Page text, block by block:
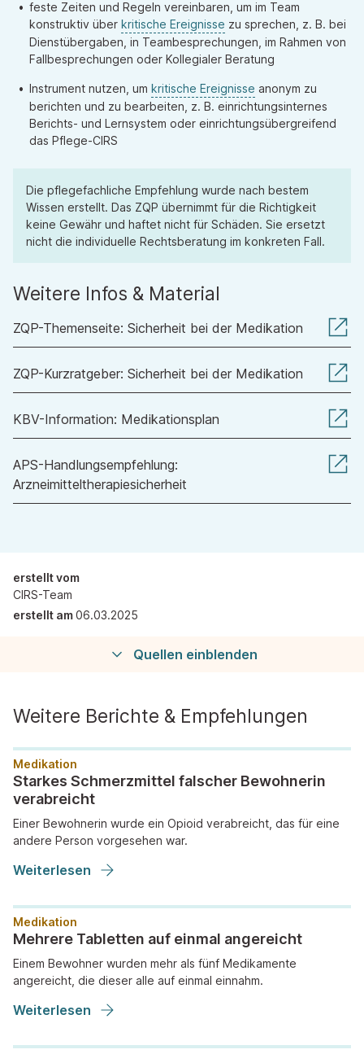
feste Zeiten und Regeln vereinbaren, um im Team
konstruktiv über kritische Ereignisse zu sprechen, z. B. bei
Dienstübergaben, in Teambesprechungen, im Rahmen von
Fallbesprechungen oder Kollegialer Beratung
Instrument nutzen, um kritische Ereignisse anonym zu
berichten und zu bearbeiten, z. B. einrichtungsinternes
Berichts- und Lernsystem oder einrichtungsübergreifend
das Pflege-CIRS
Die pflegefachliche Empfehlung wurde nach bestem
Wissen erstellt. Das ZQP übernimmt für die Richtigkeit
keine Gewähr und haftet nicht für Schäden. Sie ersetzt
nicht die individuelle Rechtsberatung im konkreten Fall.
Weitere Infos & Material
ZQP-Themenseite: Sicherheit bei der Medikation
ZQP-Kurzratgeber: Sicherheit bei der Medikation
KBV-Information: Medikationsplan
APS-Handlungsempfehlung:
Arzneimitteltherapiesicherheit
erstellt vom
CIRS-Team
erstellt am06.03.2025
Quellen einblenden
Weitere Berichte & Empfehlungen
Medikation
Starkes Schmerzmittel falscher Bewohnerin
verabreicht
Einer Bewohnerin wurde ein Opioid verabreicht, das für eine
andere Person vorgesehen war.
Weiterlesen
Medikation
Mehrere Tabletten auf einmal angereicht
Einem Bewohner wurden mehr als fünf Medikamente
angereicht, die dieser alle auf einmal einnahm.
Weiterlesen